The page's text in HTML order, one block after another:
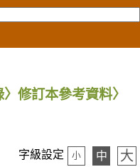
修訂本參考資料〉
字級設定 小 中 大